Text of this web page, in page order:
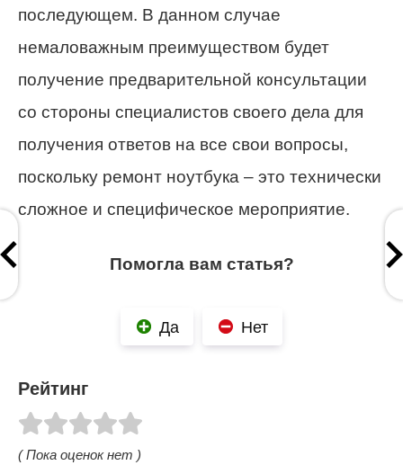
последующем. В данном случае
немаловажным преимуществом будет
получение предварительной консультации
со стороны специалистов своего дела для
получения ответов на все свои вопросы,
поскольку ремонт ноутбука – это технически
сложное и специфическое мероприятие.
Помогла вам статья?
Да Нет
Рейтинг
( Пока оценок нет )